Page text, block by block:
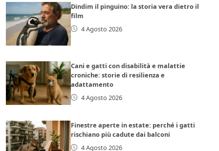
Dindim il pinguino: la storia vera dietro il
film
4 Agosto 2026
Cani e gatti con disabilità e malattie
croniche: storie di resilienza e
adattamento
4 Agosto 2026
Finestre aperte in estate: perché i gatti
rischiano più cadute dai balconi
4 Agosto 2026